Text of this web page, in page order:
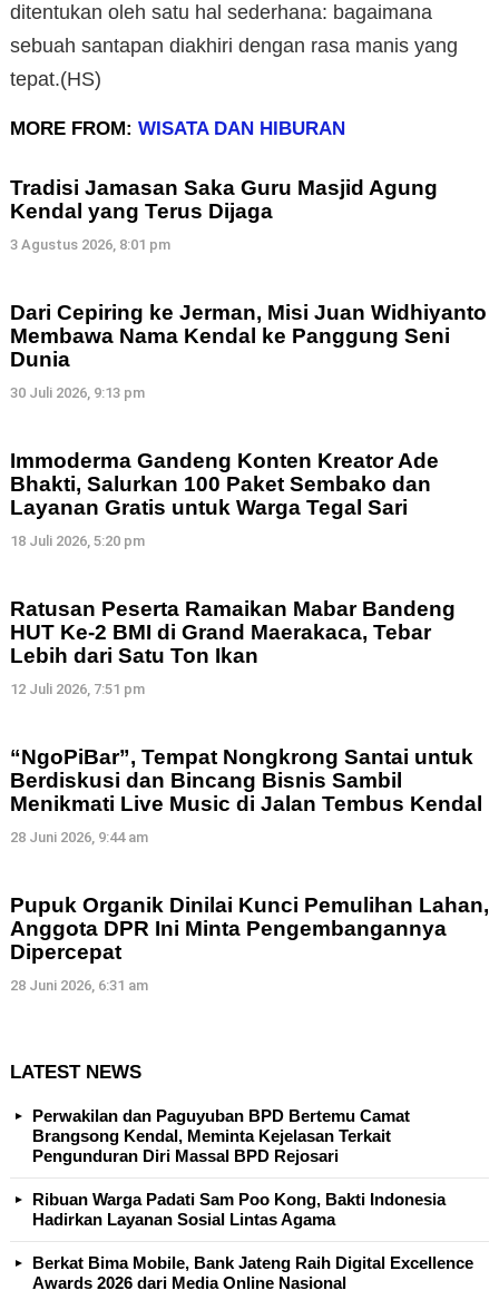
ditentukan oleh satu hal sederhana: bagaimana
sebuah santapan diakhiri dengan rasa manis yang
tepat.(HS)
MORE FROM: WISATA DAN HIBURAN
Tradisi Jamasan Saka Guru Masjid Agung
Kendal yang Terus Dijaga
3 Agustus 2026, 8:01 pm
Dari Cepiring ke Jerman, Misi Juan Widhiyanto
Membawa Nama Kendal ke Panggung Seni
Dunia
30 Juli 2026, 9:13 pm
Immoderma Gandeng Konten Kreator Ade
Bhakti, Salurkan 100 Paket Sembako dan
Layanan Gratis untuk Warga Tegal Sari
18 Juli 2026, 5:20 pm
Ratusan Peserta Ramaikan Mabar Bandeng
HUT Ke-2 BMI di Grand Maerakaca, Tebar
Lebih dari Satu Ton Ikan
12 Juli 2026, 7:51 pm
“NgoPiBar”, Tempat Nongkrong Santai untuk
Berdiskusi dan Bincang Bisnis Sambil
Menikmati Live Music di Jalan Tembus Kendal
28 Juni 2026, 9:44 am
Pupuk Organik Dinilai Kunci Pemulihan Lahan,
Anggota DPR Ini Minta Pengembangannya
Dipercepat
28 Juni 2026, 6:31 am
LATEST NEWS
Perwakilan dan Paguyuban BPD Bertemu Camat
Brangsong Kendal, Meminta Kejelasan Terkait
Pengunduran Diri Massal BPD Rejosari
Ribuan Warga Padati Sam Poo Kong, Bakti Indonesia
Hadirkan Layanan Sosial Lintas Agama
Berkat Bima Mobile, Bank Jateng Raih Digital Excellence
Awards 2026 dari Media Online Nasional